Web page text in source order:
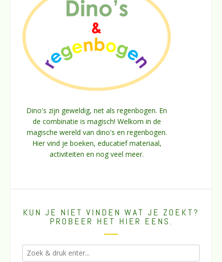
Dino's zijn geweldig, net als regenbogen. En
de combinatie is magisch! Welkom in de
magische wereld van dino's en regenbogen.
Hier vind je boeken, educatief materiaal,
activiteiten en nog veel meer.
KUN JE NIET VINDEN WAT JE ZOEKT?
PROBEER HET HIER EENS.